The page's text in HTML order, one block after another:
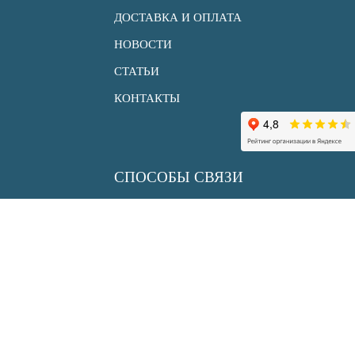
ДОСТАВКА И ОПЛАТА
НОВОСТИ
СТАТЬИ
КОНТАКТЫ
СПОСОБЫ СВЯЗИ
+7 (495) 150 33 30